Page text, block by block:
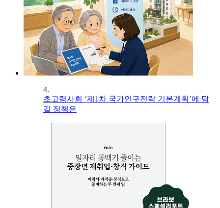
4.
초고령사회 ‘제1차 국가인구전략 기본계획’에 담
길 정책은